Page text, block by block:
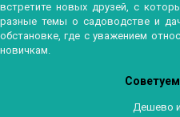
встретите новых друзей, с
разные темы о садоводстве и
обстановке, где с уважением
новичкам.
Дешево